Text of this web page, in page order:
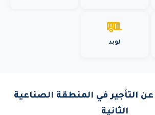
لوبد
التأجير في المنطقة الصناعية
الثانية